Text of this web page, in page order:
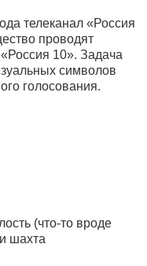
телеканал «Россия
проводят
10». Задача
символов
голосования.
(что-то вроде
шахта